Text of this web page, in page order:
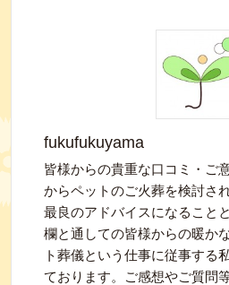
fukufukuyama
皆様からの貴重な口コミ・ご
からペットのご火葬を検討さ
最良のアドバイスになること
欄と通しての皆様からの暖か
ト葬儀という仕事に従事する
ております。ご感想やご質問